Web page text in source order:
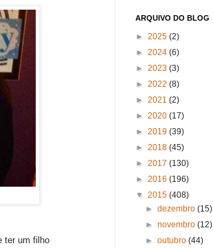
ter um filho
ARQUIVO DO BLOG
► 2025 (2)
► 2024 (6)
► 2023 (3)
► 2022 (8)
► 2021 (2)
► 2020 (17)
► 2019 (39)
► 2018 (45)
► 2017 (130)
► 2016 (196)
▼ 2015 (408)
►dezembro(15)
►novembro(12)
►outubro(44)